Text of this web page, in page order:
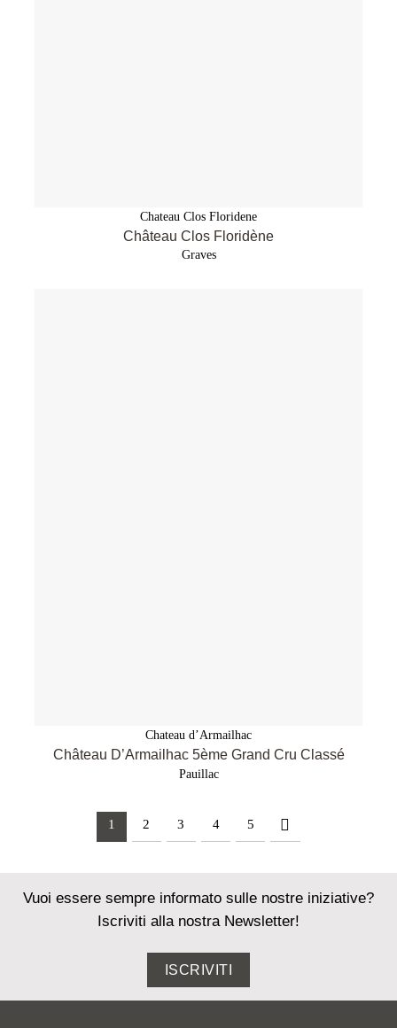
Chateau Clos Floridene
Château Clos Floridène
Graves
Chateau d’Armailhac
Château D’Armailhac 5ème Grand Cru Classé
Pauillac
1 2 3 4 5
Vuoi essere sempre informato sulle nostre iniziative?
Iscriviti alla nostra Newsletter!
ISCRIVITI